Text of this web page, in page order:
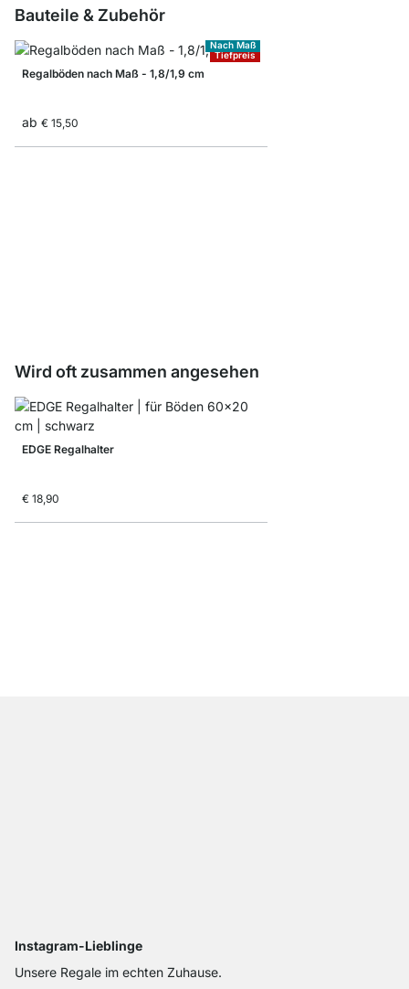
Bauteile & Zubehör
Tiefpreis
Nach Maß
Regalböden nach Maß - 1,8/1,9 cm
ab € 15,50
Wird oft zusammen angesehen
EDGE Regalhalter
€ 18,90
Instagram-Lieblinge
Unsere Regale im echten Zuhause.